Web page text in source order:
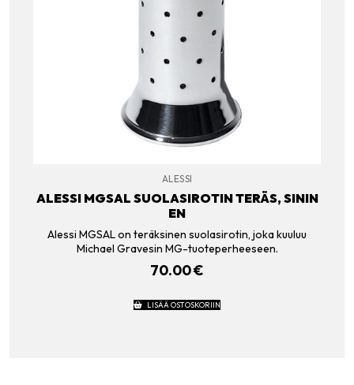
ALESSI
ALESSI MGSAL SUOLASIROTIN TERÄS, SININ
EN
Alessi MGSAL on teräksinen suolasirotin, joka kuuluu
Michael Gravesin MG-tuoteperheeseen.
70.00€
LISÄÄ OSTOSKORIIN